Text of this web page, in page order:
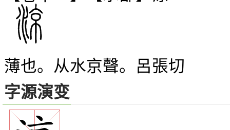
薄也。从水京聲。呂張切
字源演变